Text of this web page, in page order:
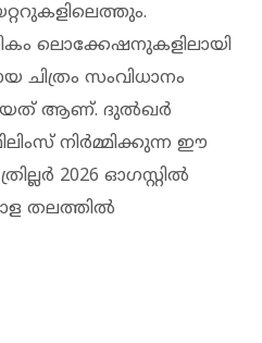
ലൊക്കേഷനുകളിലായി
ചിത്രം സംവിധാനം
ആണ്. ദുല്‍ഖര്‍
നിര്‍മ്മിക്കുന്ന ഈ
2026 ഓഗസ്റ്റില്‍
തലത്തില്‍